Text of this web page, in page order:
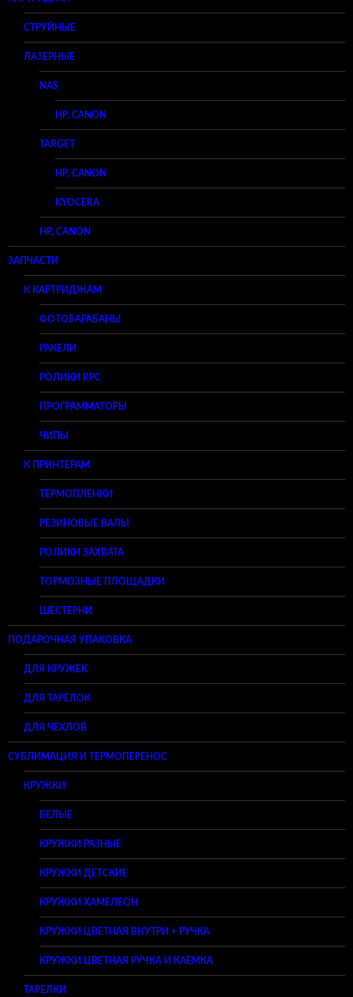
СТРУЙНЫЕ
ЛАЗЕРНЫЕ
NAS
HP, CANON
TARGET
HP, CANON
KYOCERA
HP, CANON
ЗАПЧАСТИ
К КАРТРИДЖАМ
ФОТОБАРАБАНЫ
РАКЕЛИ
РОЛИКИ RPC
ПРОГРАММАТОРЫ
ЧИПЫ
К ПРИНТЕРАМ
ТЕРМОПЛЕНКИ
РЕЗИНОВЫЕ ВАЛЫ
РОЛИКИ ЗАХВАТА
ТОРМОЗНЫЕ ПЛОЩАДКИ
ШЕСТЕРНИ
ПОДАРОЧНАЯ УПАКОВКА
ДЛЯ КРУЖЕК
ДЛЯ ТАРЕЛОК
ДЛЯ ЧЕХЛОВ
СУБЛИМАЦИЯ И ТЕРМОПЕРЕНОС
КРУЖКИ
БЕЛЫЕ
КРУЖКИ РАЗНЫЕ
КРУЖКИ ДЕТСКИЕ
КРУЖКИ ХАМЕЛЕОН
КРУЖКИ ЦВЕТНАЯ ВНУТРИ + РУЧКА
КРУЖКИ ЦВЕТНАЯ РУЧКА И КАЕМКА
ТАРЕЛКИ